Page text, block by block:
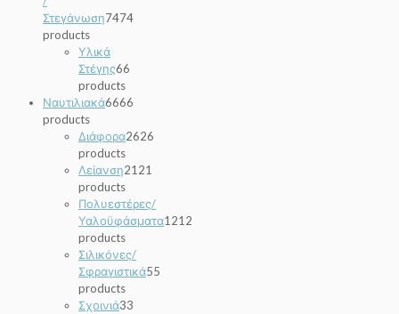
Στεγάνωση7474
products
Υλικά
Στέγης66
products
Ναυτιλιακά6666
products
Διάφορα2626
products
Λείανση21 21
products
Πολυεστέρες/
Υαλοϋφάσματα1212
products
Σιλικόνες/
Σφραγιστικά55
products
Σχοινιά33